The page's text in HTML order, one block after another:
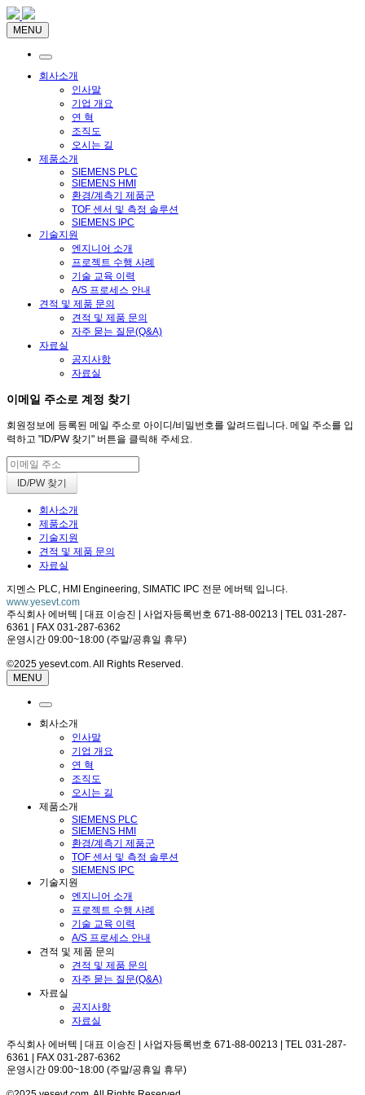
MENU
회사소개
인사말
기업 개요
연 혁
조직도
오시는 길
제품소개
SIEMENS PLC
SIEMENS HMI
환경/계측기 제품군
TOF 센서 및 측정 솔루션
SIEMENS IPC
기술지원
엔지니어 소개
프로젝트 수행 사례
기술 교육 이력
A/S 프로세스 안내
견적 및 제품 문의
견적 및 제품 문의
자주 묻는 질문(Q&A)
자료실
공지사항
자료실
이메일 주소로 계정 찾기
회원정보에 등록된 메일 주소로 아이디/비밀번호를 알려드립니다. 메일 주소를 입
력하고 "ID/PW 찾기" 버튼을 클릭해 주세요.
회사소개
제품소개
기술지원
견적 및 제품 문의
자료실
지멘스 PLC, HMI Engineering, SIMATIC IPC 전문 에버텍 입니다.
www.yesevt.com
주식회사 에버텍 | 대표 이승진 | 사업자등록번호 671-88-00213 | TEL 031-287-
6361 | FAX 031-287-6362
운영시간 09:00~18:00 (주말/공휴일 휴무)
©2025 yesevt.com. All Rights Reserved.
MENU
회사소개
인사말
기업 개요
연 혁
조직도
오시는 길
제품소개
SIEMENS PLC
SIEMENS HMI
환경/계측기 제품군
TOF 센서 및 측정 솔루션
SIEMENS IPC
기술지원
엔지니어 소개
프로젝트 수행 사례
기술 교육 이력
A/S 프로세스 안내
견적 및 제품 문의
견적 및 제품 문의
자주 묻는 질문(Q&A)
자료실
공지사항
자료실
주식회사 에버텍 | 대표 이승진 | 사업자등록번호 671-88-00213 | TEL 031-287-
6361 | FAX 031-287-6362
운영시간 09:00~18:00 (주말/공휴일 휴무)